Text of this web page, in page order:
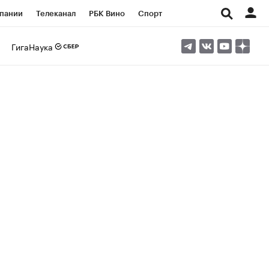
Телеканал РБК Вино Спорт
ГигаНаука